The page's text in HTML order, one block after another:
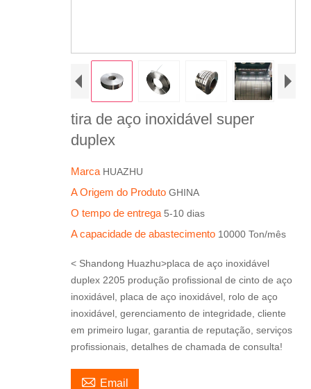
tira de aço inoxidável super
duplex
Marca HUAZHU
A Origem do Produto GHINA
O tempo de entrega 5-10 dias
A capacidade de abastecimento 10000 Ton/mês
< Shandong Huazhu>placa de aço inoxidável
duplex 2205 produção profissional de cinto de aço
inoxidável, placa de aço inoxidável, rolo de aço
inoxidável, gerenciamento de integridade, cliente
em primeiro lugar, garantia de reputação, serviços
profissionais, detalhes de chamada de consulta!
 Email